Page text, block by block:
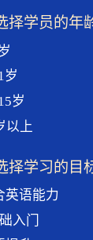
择学员的年
岁
岁
以上
择学习的目
英语能力
入门